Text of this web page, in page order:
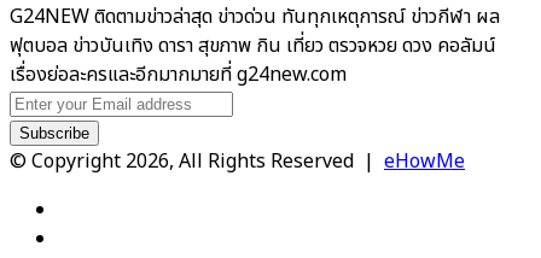
G24NEW ติดตามข่าวล่าสุด ข่าวด่วน ทันทุกเหตุการณ์ ข่าวกีฬา ผล
ฟุตบอล ข่าวบันเทิง ดารา สุขภาพ กิน เที่ยว ตรวจหวย ดวง คอลัมน์
เรื่องย่อละครและอีกมากมายที่ g24new.com
Enter
your
Email
© Copyright 2026, All Rights Reserved | eHowMe